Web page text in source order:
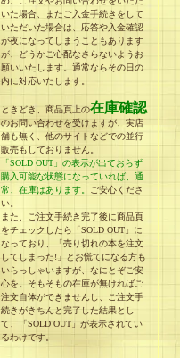
いた場合、またご入金手続きをして
いただいた場合は、応答や入金確認
が夜になってしまうこともあります
が、どうかご心配なさらないようお
願いいたします。通常ならその日の
内に対応いたします。
ときどき、商品頁上の在庫確認
のお問い合わせを受けますが、実店
舗も無く、他のサイトなどでの並行
販売もしておりません。
「SOLD OUT」の表示が出ておらず
購入可能な状態になっていれば、通
常、在庫はあります。
ご安心くださ
い。
また、ご注文手続き完了後に商品頁
をチェックしたら「SOLD OUT」に
なっており、「売り切れの本を注文
してしまった!」とお慌てになる方も
いらっしゃいますが、なにとぞご安
心を。そもそもの在庫が無ければご
注文自体ができませんし、ご注文手
続きがきちんと完了した結果とし
て、「SOLD OUT」が表示されてい
るわけです。